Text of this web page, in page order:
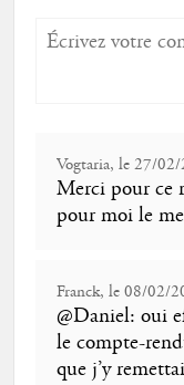
Vogtaria, le 27/
Merci pour ce
pour moi le
Franck, le 08/02/
@Daniel: oui
le compte-
que j’y